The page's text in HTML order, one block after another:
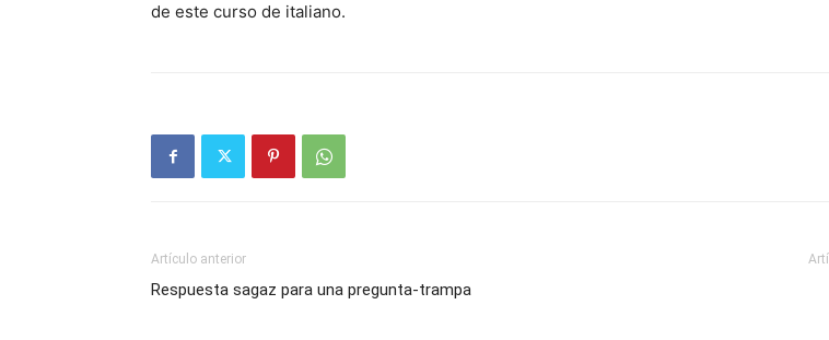
de este curso de italiano.
Artículo anterior
Respuesta sagaz para una pregunta-trampa